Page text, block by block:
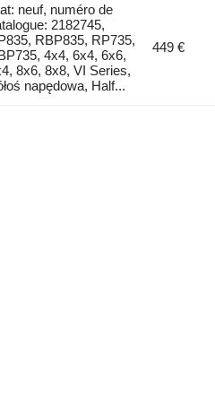
neuf, numéro de
2182745,
RBP835, RP735,
4x4, 6x4, 6x6,
8x6, 8x8, VI Series,
napędowa, Half...
449 €